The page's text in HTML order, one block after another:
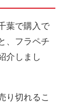
葉で購入で
、フラペチ
介しまし
り切れるこ